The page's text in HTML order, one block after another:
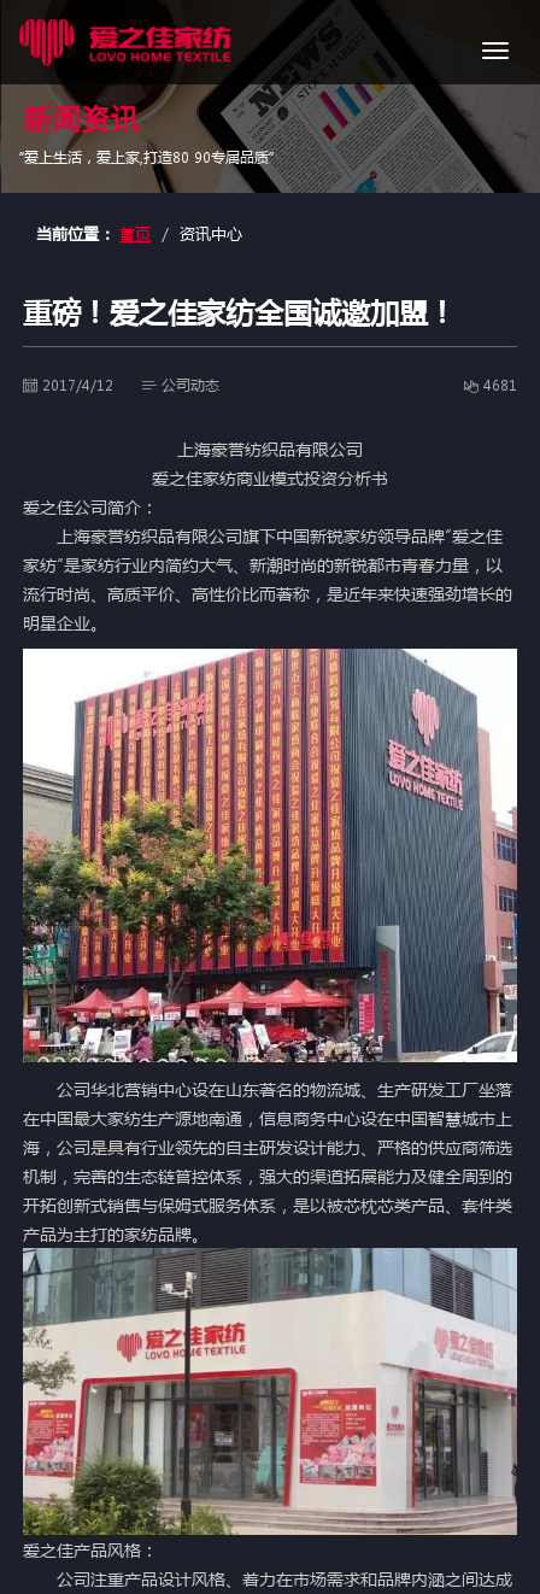
导
航
新闻资讯
“爱上生活，爱上家,打造80 90专属品质”
当前位置： 首页 资讯中心
重磅！爱之佳家纺全国诚邀加盟！
4681
2017/4/12 公司动态
上海豪誉纺织品有限公司
爱之佳家纺商业模式投资分析书
爱之佳公司简介：
上海豪誉纺织品有限公司旗下中国新锐家纺领导品牌“爱之佳
家纺”是家纺行业内简约大气、新潮时尚的新锐都市青春力量，以
流行时尚、高质平价、高性价比而著称，是近年来快速强劲增长的
明星企业。
公司华北营销中心设在山东著名的物流城、生产研发工厂坐落
在中国最大家纺生产源地南通，信息商务中心设在中国智慧城市上
海，公司是具有行业领先的自主研发设计能力、严格的供应商筛选
机制，完善的生态链管控体系，强大的渠道拓展能力及健全周到的
开拓创新式销售与保姆式服务体系，是以被芯枕芯类产品、套件类
产品为主打的家纺品牌。
爱之佳产品风格：
公司注重产品设计风格、着力在市场需求和品牌内涵之间达成